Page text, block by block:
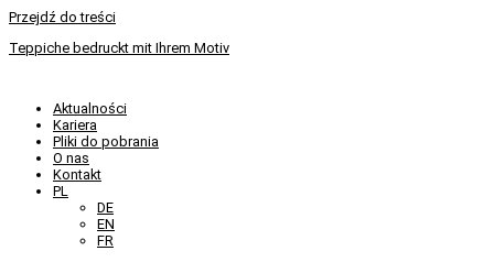
Przejdź do treści
Teppiche bedruckt mit Ihrem Motiv
Aktualności
Kariera
Pliki do pobrania
O nas
Kontakt
PL
DE
EN
FR